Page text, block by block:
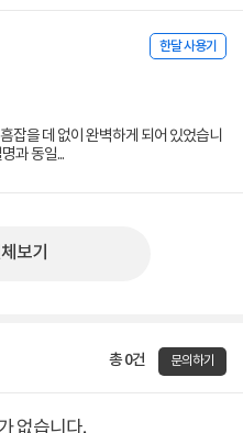
한달 사용기
잡을 데 없이 완벽하게 되어 있었습니
과 동일...
보기
총 0건 문의하기
없습니다.